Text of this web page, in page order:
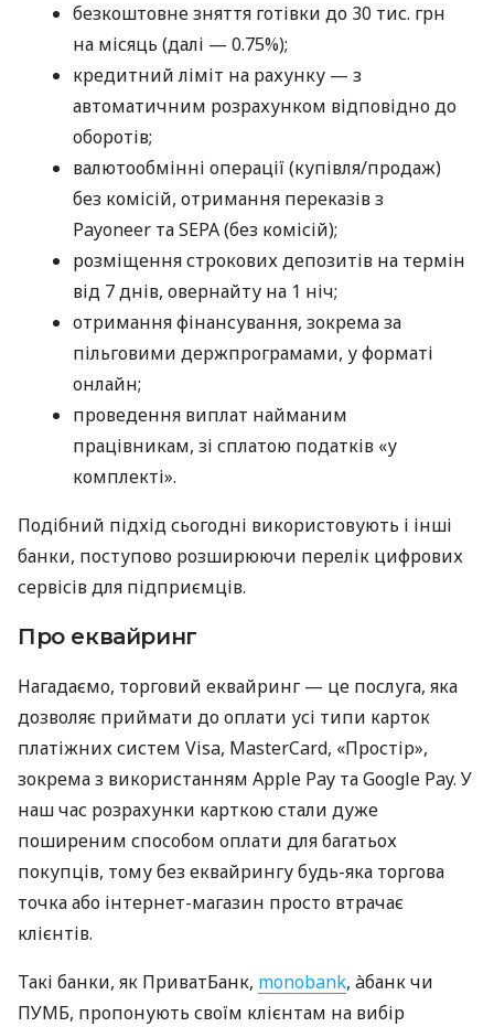
безкоштовне зняття готівки до 30 тис. грн
на місяць (далі — 0.75%);
кредитний ліміт на рахунку — з
автоматичним розрахунком відповідно до
оборотів;
валютообмінні операції (купівля/продаж)
без комісій, отримання переказів з
Payoneer та SEPA (без комісій);
розміщення строкових депозитів на термін
від 7 днів, овернайту на 1 ніч;
отримання фінансування, зокрема за
пільговими держпрограмами, у форматі
онлайн;
проведення виплат найманим
працівникам, зі сплатою податків «у
комплекті».
Подібний підхід сьогодні використовують і інші
банки, поступово розширюючи перелік цифрових
сервісів для підприємців.
Про еквайринг
Нагадаємо, торговий еквайринг — це послуга, яка
дозволяє приймати до оплати усі типи карток
платіжних систем Visa, MasterCard, «Простір»,
зокрема з використанням Apple Pay та Google Pay. У
наш час розрахунки карткою стали дуже
поширеним способом оплати для багатьох
покупців, тому без еквайрингу будь-яка торгова
точка або інтернет-магазин просто втрачає
клієнтів.
Такі банки, як ПриватБанк, monobank, àбанк чи
ПУМБ, пропонують своїм клієнтам на вибір